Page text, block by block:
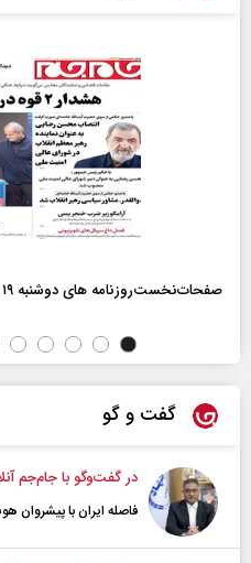
صفحات‌نخست‌روزنامه ها‌ی دوشنبه ۱۹ مردادماه
گفت و گو
در گفت‌و‌گو با جام‌جم
فاصله ایران با